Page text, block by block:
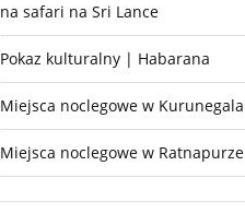
na safari na Sri Lance
Pokaz kulturalny | Habarana
Miejsca noclegowe w Kurunegala
Miejsca noclegowe w Ratnapurze